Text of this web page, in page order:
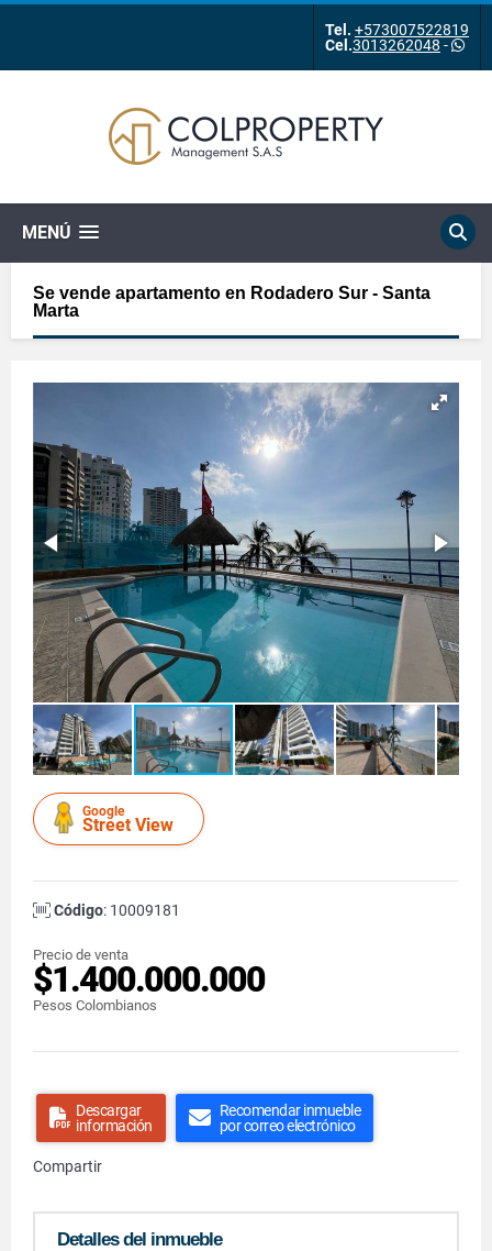
Tel. +573007522819
Cel.3013262048 -
MENÚ
Se vende apartamento en Rodadero Sur - Santa
Marta
Google
Street View
Código: 10009181
Precio de venta
$1.400.000.000
Pesos Colombianos
Descargar
información
Recomendar inmueble
por correo electrónico
Compartir
Detalles del inmueble